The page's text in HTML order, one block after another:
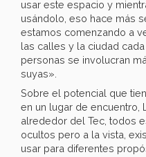
usar este espacio y
usándolo, eso hace más
estamos comenzando a
las calles y la ciudad
personas se involucran
suyas».
Sobre el potencial que
en un lugar de encuentro,
alrededor del Tec, todos
ocultos pero a la vista,
usar para diferentes